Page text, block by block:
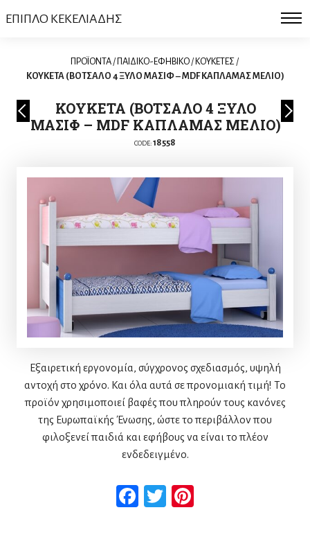
ΕΠΙΠΛΟ ΚΕΚΕΛΙΑΔΗΣ
ΠΡΟΪΟΝΤΑ/ ΠΑΙΔΙΚΟ-ΕΦΗΒΙΚΟ/ KΟΥΚΕΤΕΣ/
ΚΟΥΚΕΤΑ (ΒΟΤΣΑΛΟ 4 ΞΥΛΟ ΜΑΣΙΦ – MDF ΚΑΠΛΑΜΑΣ ΜΕΛΙΟ)
ΚΟΥΚΕΤΑ (ΒΟΤΣΑΛΟ 4 ΞΥΛΟ
ΜΑΣΙΦ – MDF ΚΑΠΛΑΜΑΣ ΜΕΛΙΟ)
CODE:18558
Εξαιρετική εργονομία, σύγχρονος σχεδιασμός, υψηλή
αντοχή στο χρόνο. Και όλα αυτά σε προνομιακή τιμή! Το
προϊόν χρησιμοποιεί βαφές που πληρούν τους κανόνες
της Ευρωπαϊκής Ένωσης, ώστε το περιβάλλον που
φιλοξενεί παιδιά και εφήβους να είναι το πλέον
ενδεδειγμένο.
Facebook
Twitter